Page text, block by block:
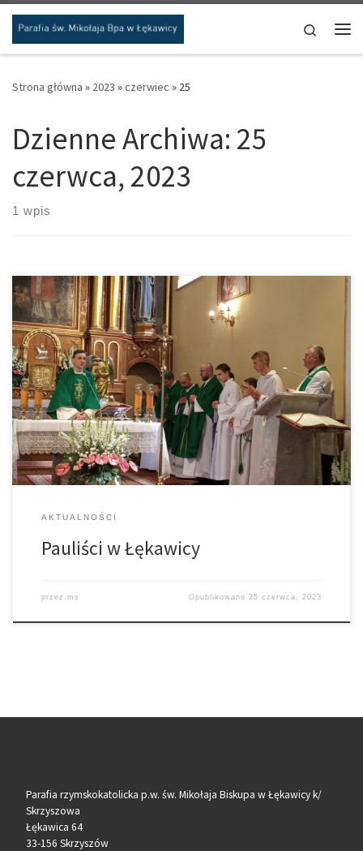
Przejdź do treści
Search
Strona główna » 2023 »czerwiec » 25
Dzienne Archiwa: 25
czerwca, 2023
1 wpis
25 czerwca br. suma odprawiona została przez ks. Paulistów z
Częstochowy, którzy przybyli do nas z okazji 70 rocznicy święceń
ks Józefa Łabedzia. Ks. Łabędź był naszym rodakiem i został
pierwszym polskim kapłanem Paulistą. Msza Św. została
odprawiona w intencji parafian a także zmarłego współbrata.
Ksiądz Józef Alojzy Łabędź urodził […]
AKTUALNOŚCI
Pauliści w Łękawicy
przez ms Opublikowano 25 czerwca, 2023
Parafia rzymskokatolicka p.w. św. Mikołaja Biskupa w Łękawicy k/
Skrzyszowa
Łękawica 64
33-156 Skrzyszów